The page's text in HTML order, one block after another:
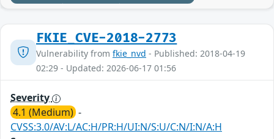
FKIE_CVE-2018-2773
Vulnerability from fkie_nvd - Published: 2018-04-19
02:29 - Updated: 2026-06-17 01:56
Severity
4.1 (Medium) -
CVSS:3.0/AV:L/AC:H/PR:H/UI:N/S:U/C:N/I:N/A:H